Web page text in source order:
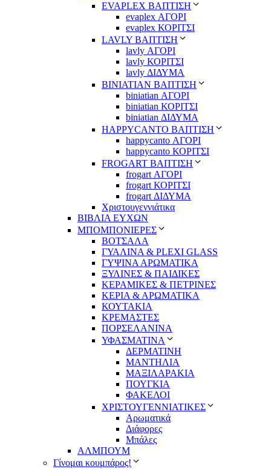
EVAPLEX ΒΑΠΤΙΣΗ
evaplex ΑΓΟΡΙ
evaplex ΚΟΡΙΤΣΙ
LAVLY ΒΑΠΤΙΣΗ
lavly ΑΓΟΡΙ
lavly ΚΟΡΙΤΣΙ
lavly ΔΙΔΥΜΑ
ΒΙΝΙΑΤΙΑΝ ΒΑΠΤΙΣΗ
biniatian ΑΓΟΡΙ
biniatian ΚΟΡΙΤΣΙ
biniatian ΔΙΔΥΜΑ
HAPPYCANTO ΒΑΠΤΙΣΗ
happycanto ΑΓΟΡΙ
happycanto ΚΟΡΙΤΣΙ
FROGART ΒΑΠΤΙΣΗ
frogart ΑΓΟΡΙ
frogart ΚΟΡΙΤΣΙ
frogart ΔΙΔΥΜΑ
Χριστουγεννιάτικα
ΒΙΒΛΙΑ ΕΥΧΩΝ
ΜΠΟΜΠΟΝΙΕΡΕΣ
ΒΟΤΣΑΛΑ
ΓΥΑΛΙΝΑ & PLEXI GLASS
ΓΥΨΙΝΑ ΑΡΩΜΑΤΙΚΑ
ΞΥΛΙΝΕΣ & ΠΑΙΔΙΚΕΣ
ΚΕΡΑΜΙΚΕΣ & ΠΕΤΡΙΝΕΣ
ΚΕΡΙΑ & ΑΡΩΜΑΤΙΚΑ
ΚΟΥΤΑΚΙΑ
ΚΡΕΜΑΣΤΕΣ
ΠΟΡΣΕΛΑΝΙΝΑ
ΥΦΑΣΜΑΤΙΝA
ΔΕΡΜΑΤΙΝΗ
ΜΑΝΤΗΛΙΑ
ΜΑΞΙΛΑΡΑΚΙΑ
ΠΟΥΓΚΙΑ
ΦΑΚΕΛΟΙ
ΧΡΙΣΤΟΥΓΕΝΝΙΑΤΙΚΕΣ
Αρωματικά
Διάφορες
Μπάλες
ΑΛΜΠΟΥΜ
Γίνομαι κουμπάρος!